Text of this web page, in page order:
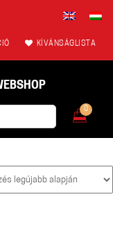
KÍVÁNSÁGLISTA
0